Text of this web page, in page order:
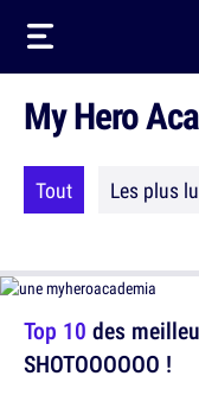
My Hero
Tout Les plus
Top 10 des
SHOTOOOOOO !